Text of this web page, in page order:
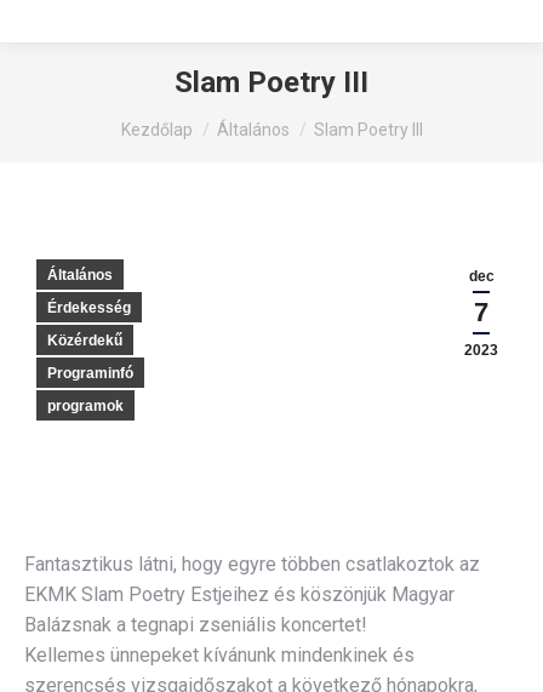
Slam Poetry III
You are here:
Kezdőlap Általános Slam Poetry III
dec
7
2023
Általános
Érdekesség
Közérdekű
Programinfó
programok
Fantasztikus látni, hogy egyre többen csatlakoztok az
EKMK Slam Poetry Estjeihez és köszönjük Magyar
Balázsnak a tegnapi zseniális koncertet!
Kellemes ünnepeket kívánunk mindenkinek és
szerencsés vizsgaidőszakot a következő hónapokra,